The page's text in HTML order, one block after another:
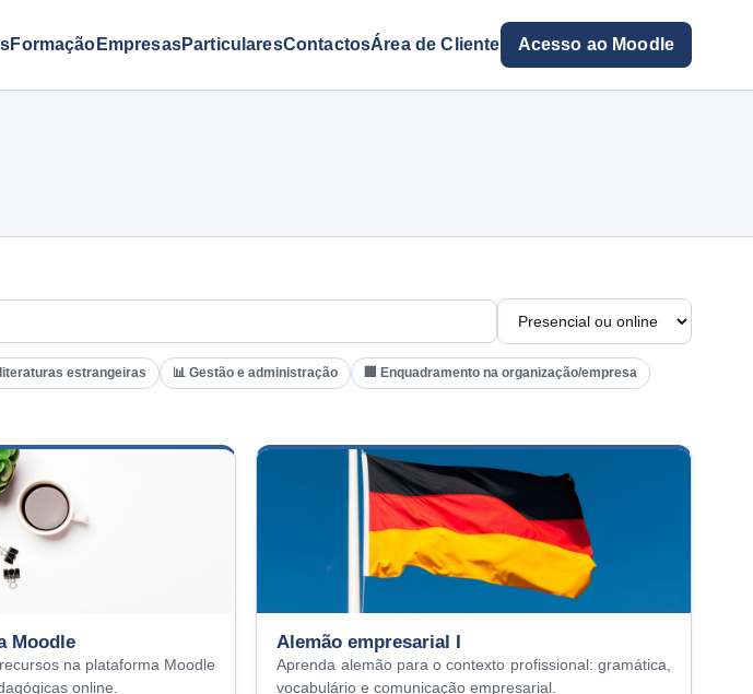
Formação EmpresasParticularesContactosÁrea de Cliente Acesso ao Moodle
literaturas estrangeiras 📊 Gestão e administração 🏢 Enquadramento na organização/empresa
Moodle
na plataforma Moodle
online.
Alemão empresarial I
Aprenda alemão para o contexto profissional: gramática,
vocabulário e comunicação empresarial.